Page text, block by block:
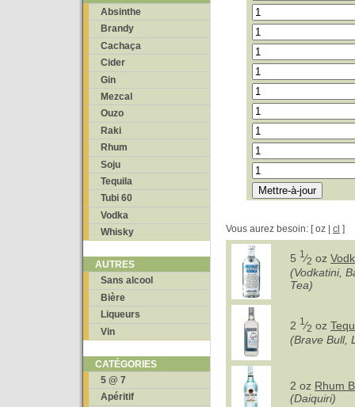
Absinthe
Brandy
Cachaça
Cider
Gin
Mezcal
Ouzo
Raki
Rhum
Soju
Tequila
Tubi 60
Vodka
Whisky
AUTRES
Sans alcool
Bière
Liqueurs
Vin
CATÉGORIES
5 @ 7
Apéritif
Vous aurez besoin: [ oz | cl ]
5 1 ⁄2 oz
(Vodkatini,
Tea)
2 1 ⁄2 oz
(Brave Bull,
2 oz Rhum
(Daiquiri)